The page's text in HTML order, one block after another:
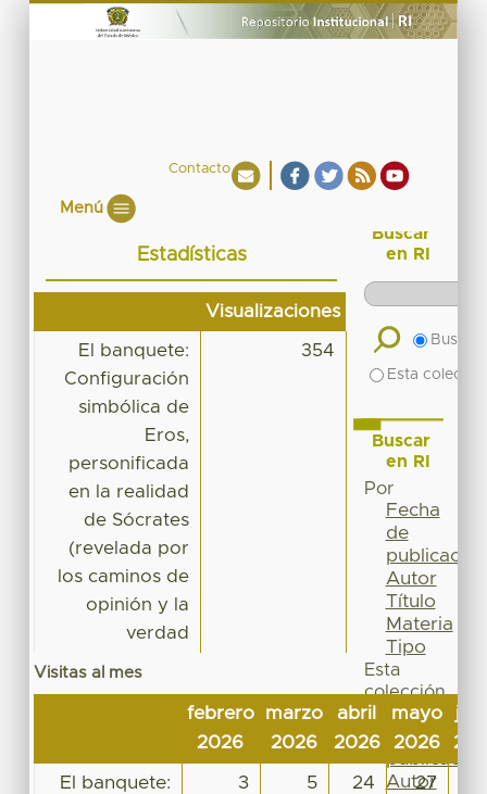
Contacto
Menú
Estadísticas
Visualizaciones
El banquete:
Configuración
simbólica de
Eros,
personificada
en la realidad
de Sócrates
(revelada por
los caminos de
opinión y la
verdad
354
Visitas al mes
febrero
2026
marzo
2026
abril
2026
mayo
2026
El banquete:
3 5 24 27
Buscar
en RI
Buscar
Esta
Buscar
en RI
Por
Fecha
de
publicación
Autor
Título
Materia
Tipo
Esta
colección
Fecha
de
publicación
Autor